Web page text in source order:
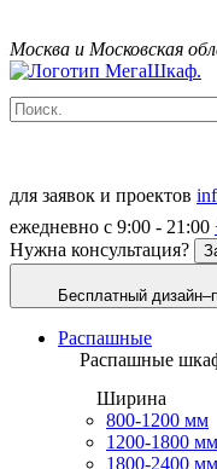
Москва и Московская
для заявок и проектов
ежедневно с 9:00 - 21:00
Нужна консультация?
Бесплатный
Распашные
Распашные
Ширина
800-1200 мм
1200-1800 мм
1800-2400 мм